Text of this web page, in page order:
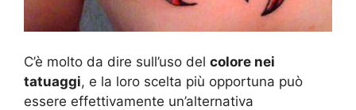
C’è molto da dire sull’uso del colore nei
tatuaggi, e la loro scelta più opportuna può
essere effettivamente un’alternativa